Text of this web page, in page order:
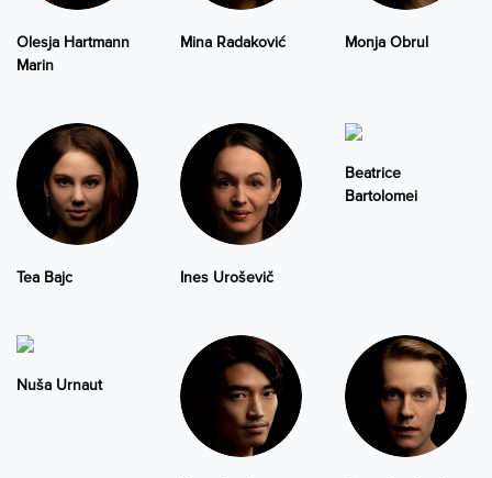
Olesja Hartmann
Marin
Mina Radaković Monja Obrul
Tea Bajc Ines Uroševič
Beatrice
Bartolomei
Nuša Urnaut